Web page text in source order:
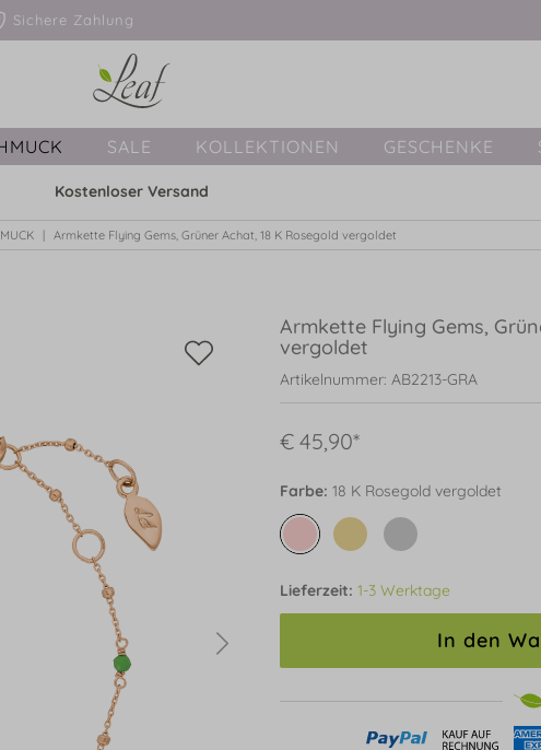
Sichere Zahlung
SALE KOLLEKTIONEN GESCHENKE
Kostenloser Versand
Armkette Flying Gems, Grüner Achat, 18 K Rosegold vergoldet
Armkette Flying Gems,
vergoldet
Artikelnummer: AB2213-GRA
€ 45,90*
Farbe: 18 K Rosegold vergoldet
Lieferzeit: 1-3 Werktage
In den